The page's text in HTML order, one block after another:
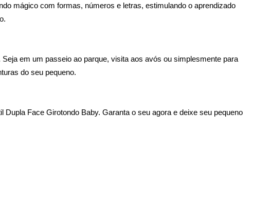
mágico com formas, números e letras, estimulando o aprendizado
em um passeio ao parque, visita aos avós ou simplesmente para
do seu pequeno.
Face Girotondo Baby. Garanta o seu agora e deixe seu pequeno